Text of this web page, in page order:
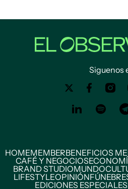
Siguenos
HOMEMEMBERBENEFICIOS
CAFÉ Y NEGOCIOS
BRAND STUDIOMUNDO
LIFESTYLEOPINIÓN
EDICIONES ESPECIALES